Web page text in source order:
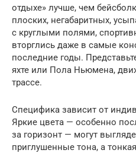
отдыхе» лучше, чем
плоских, негабаритных,
с круглыми полями,
вторглись даже в самые
последние годы.
яхте или Пола Ньюмена,
трассе.
Специфика зависит от
Яркие цвета — особенно
за горизонт — могут
приглушенные тона, а